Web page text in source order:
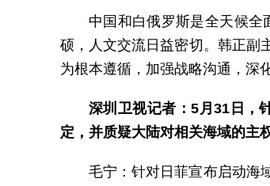
中国和白俄罗斯是全天候
硕，人文交流日益密切。韩正副
为根本遵循，加强战略沟通，深
深圳卫视记者：5月31日，
定，并质疑大陆对相关海域的主
毛宁：针对日菲宣布启动海